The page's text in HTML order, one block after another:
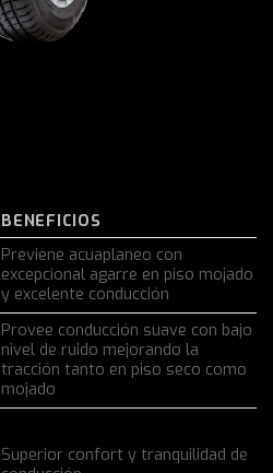
BENEFICIOS
Previene acuaplaneo con
excepcional agarre en piso mojado
y excelente conducción
Provee conducción suave con bajo
nivel de ruido mejorando la
tracción tanto en piso seco como
mojado
Superior confort y tranquilidad de